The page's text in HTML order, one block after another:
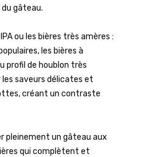
gâteau.
ou les bières très amères :
les bières à
profil de houblon très
saveurs délicates et
créant un contraste
pleinement un gâteau aux
qui complètent et